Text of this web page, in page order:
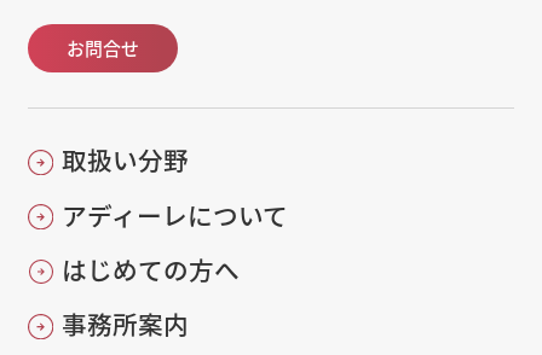
お問合せ
取扱い分野
アディーレについて
はじめての方へ
事務所案内